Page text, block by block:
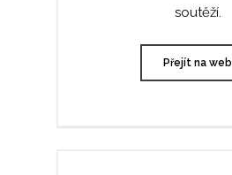
soutěží.
Přejít na web